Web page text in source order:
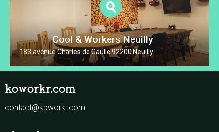
Cool & Workers Neuilly
183 avenue Charles de Gaulle 92200 Neuilly
koworkr.com
contact@koworkr.com